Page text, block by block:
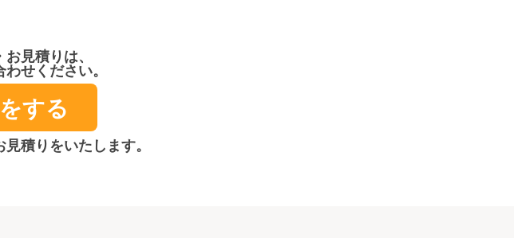
見積りは、
せください。
する
積りをいたします。